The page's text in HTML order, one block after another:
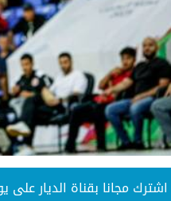
اشترك مجانا بقناة الديار على